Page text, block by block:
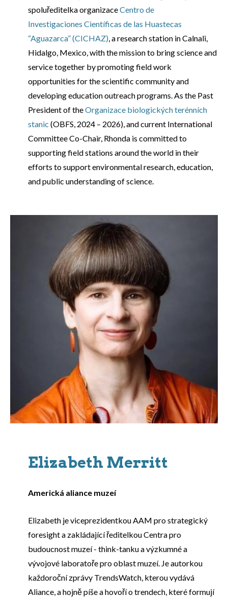
spoluředitelka organizaceCentro de
Investigaciones Científicas de las Huastecas
“Aguazarca” (CICHAZ), a research station in Calnali,
Hidalgo, Mexico, with the mission to bring science and
service together by promoting field work
opportunities for the scientific community and
developing education outreach programs. As the Past
President of theOrganizace biologických terénních
stanic (OBFS, 2024 – 2026), and current International
Committee Co-Chair, Rhonda is committed to
supporting field stations around the world in their
efforts to support environmental research, education,
and public understanding of science.
Elizabeth Merritt
Americká aliance muzeí
Elizabeth je viceprezidentkou AAM pro strategický
foresight a zakládající ředitelkou Centra pro
budoucnost muzeí - think-tanku a výzkumné a
vývojové laboratoře pro oblast muzeí. Je autorkou
každoroční zprávy TrendsWatch, kterou vydává
Aliance, a hojně píše a hovoří o trendech, které formují